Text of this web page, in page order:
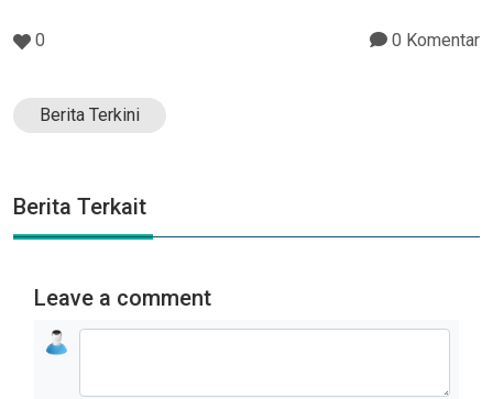
0 0 Komentar
Berita Terkini
Berita Terkait
Leave a comment